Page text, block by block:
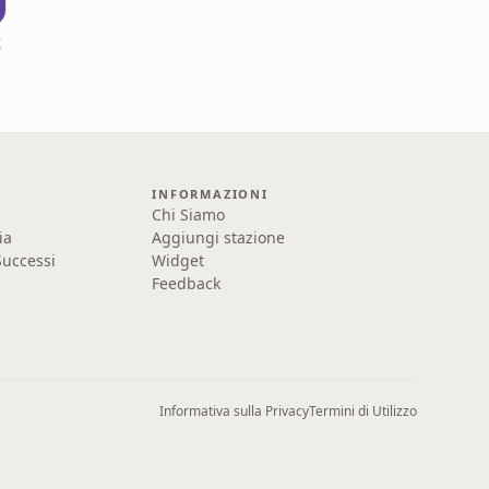
INFORMAZIONI
Chi Siamo
Aggiungi stazione
Widget
Feedback
Informativa sulla PrivacyTermini di Utilizzo